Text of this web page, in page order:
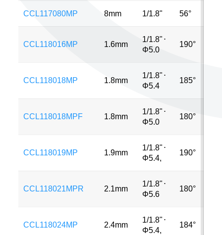
CCL117080MP 8mm 1/1.8" 56°
CCL118016MP 1.6mm
1/1.8" ⋅
Φ5.0
190°
CCL118018MP 1.8mm
1/1.8" ⋅
Φ5.4
185°
CCL118018MPF 1.8mm
1/1.8" ⋅
Φ5.0
180°
CCL118019MP 1.9mm
1/1.8" ⋅
Φ5.4,
190°
CCL118021MPR 2.1mm
1/1.8" ⋅
Φ5.6
180°
CCL118024MP 2.4mm
1/1.8" ⋅
Φ5.4,
184°